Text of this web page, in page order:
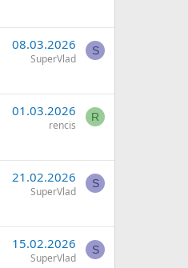
08.03.2026
SuperVlad
S
01.03.2026
rencis
R
21.02.2026
SuperVlad
S
15.02.2026
SuperVlad
S